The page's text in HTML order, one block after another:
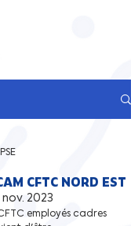
CFTC NORD EST
nov. 2023
employés cadres